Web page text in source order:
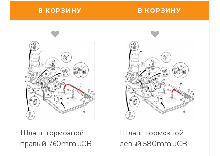
В КОРЗИНУ В КОРЗИНУ
Шланг тормозной
правый 760mm JCB
Шланг тормозной
левый 580mm JCB